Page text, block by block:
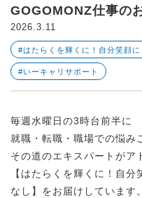
GOGOMONZ仕事の
2026.3.11
#はたらくを輝くに！自分笑顔
#いーキャリサポート
毎週水曜日の3時台前半に
就職・転職・職場での悩み
その道のエキスパートがア
【はたらくを輝くに！自
なし】をお届けしています。